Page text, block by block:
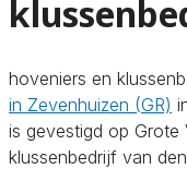
hoveniers en
in Zevenhuizen (GR)
is gevestigd op Grote
klussenbedrijf van